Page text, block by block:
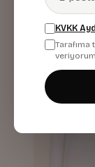
KVKK